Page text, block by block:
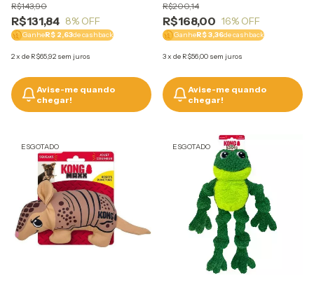
R$131,84
R$143,90
8% OFF
GanheR$ 2,63de cashback
2x de R$65,92 sem juros
Avise-me quando
chegar!
R$168,00
R$200,14
16% OFF
GanheR$ 3,36de cashback
3x de R$56,00 sem juros
Avise-me quando
chegar!
ESGOTADO ESGOTADO